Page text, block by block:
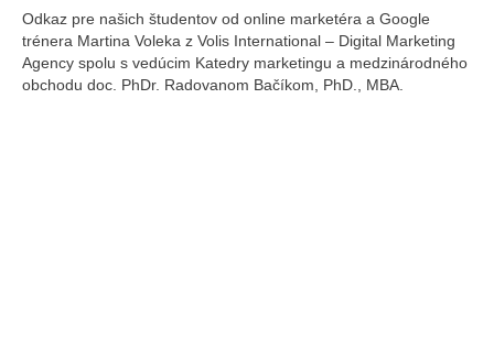
Odkaz pre našich študentov od online marketéra a Google
trénera Martina Voleka z Volis International – Digital Marketing
Agency spolu s vedúcim Katedry marketingu a medzinárodného
obchodu doc. PhDr. Radovanom Bačíkom, PhD., MBA.